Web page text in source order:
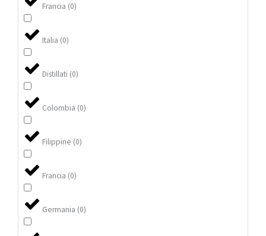
Francia (0)
Italia (0)
Distillati (0)
Colombia (0)
Filippine (0)
Francia (0)
Germania (0)